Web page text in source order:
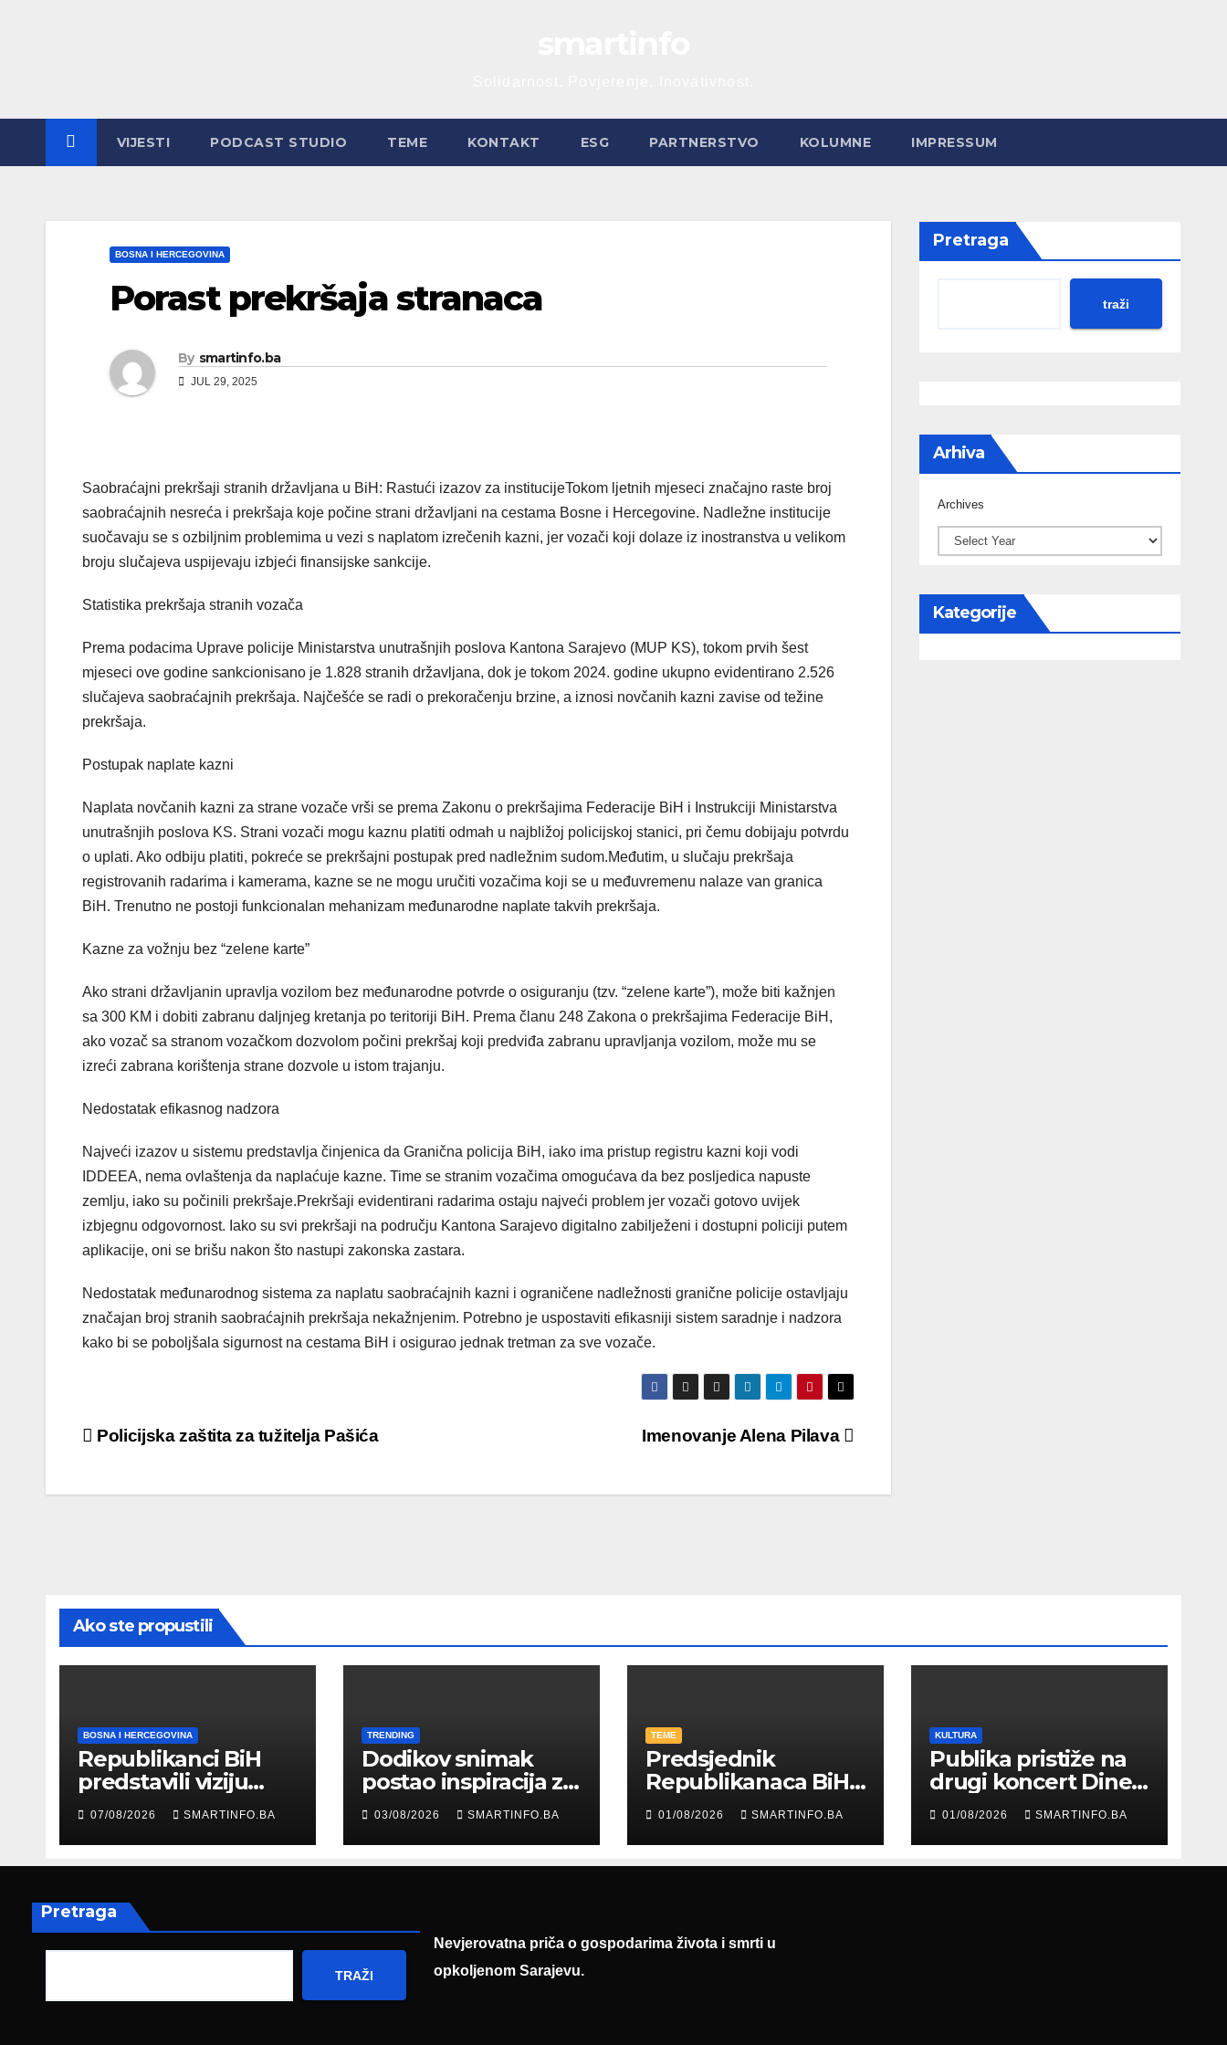
VIJESTI PODCAST STUDIO TEME KONTAKT ESG PARTNERSTVO KOLUMNE IMPRESSUM
BOSNA I HERCEGOVINA
Porast prekršaja stranaca
By smartinfo.ba
JUL 29, 2025
Saobraćajni prekršaji stranih državljana u BiH: Rastući izazov za institucijeTokom ljetnih mjeseci značajno raste broj
saobraćajnih nesreća i prekršaja koje počine strani državljani na cestama Bosne i Hercegovine. Nadležne institucije
suočavaju se s ozbiljnim problemima u vezi s naplatom izrečenih kazni, jer vozači koji dolaze iz inostranstva u velikom
broju slučajeva uspijevaju izbjeći finansijske sankcije.
Statistika prekršaja stranih vozača
Prema podacima Uprave policije Ministarstva unutrašnjih poslova Kantona Sarajevo (MUP KS), tokom prvih šest
mjeseci ove godine sankcionisano je 1.828 stranih državljana, dok je tokom 2024. godine ukupno evidentirano 2.526
slučajeva saobraćajnih prekršaja. Najčešće se radi o prekoračenju brzine, a iznosi novčanih kazni zavise od težine
prekršaja.
Postupak naplate kazni
Naplata novčanih kazni za strane vozače vrši se prema Zakonu o prekršajima Federacije BiH i Instrukciji Ministarstva
unutrašnjih poslova KS. Strani vozači mogu kaznu platiti odmah u najbližoj policijskoj stanici, pri čemu dobijaju potvrdu
o uplati. Ako odbiju platiti, pokreće se prekršajni postupak pred nadležnim sudom.Međutim, u slučaju prekršaja
registrovanih radarima i kamerama, kazne se ne mogu uručiti vozačima koji se u međuvremenu nalaze van granica
BiH. Trenutno ne postoji funkcionalan mehanizam međunarodne naplate takvih prekršaja.
Kazne za vožnju bez “zelene karte”
Ako strani državljanin upravlja vozilom bez međunarodne potvrde o osiguranju (tzv. “zelene karte”), može biti kažnjen
sa 300 KM i dobiti zabranu daljnjeg kretanja po teritoriji BiH. Prema članu 248 Zakona o prekršajima Federacije BiH,
ako vozač sa stranom vozačkom dozvolom počini prekršaj koji predviđa zabranu upravljanja vozilom, može mu se
izreći zabrana korištenja strane dozvole u istom trajanju.
Nedostatak efikasnog nadzora
Najveći izazov u sistemu predstavlja činjenica da Granična policija BiH, iako ima pristup registru kazni koji vodi
IDDEEA, nema ovlaštenja da naplaćuje kazne. Time se stranim vozačima omogućava da bez posljedica napuste
zemlju, iako su počinili prekršaje.Prekršaji evidentirani radarima ostaju najveći problem jer vozači gotovo uvijek
izbjegnu odgovornost. Iako su svi prekršaji na području Kantona Sarajevo digitalno zabilježeni i dostupni policiji putem
aplikacije, oni se brišu nakon što nastupi zakonska zastara.
Nedostatak međunarodnog sistema za naplatu saobraćajnih kazni i ograničene nadležnosti granične policije ostavljaju
značajan broj stranih saobraćajnih prekršaja nekažnjenim. Potrebno je uspostaviti efikasniji sistem saradnje i nadzora
kako bi se poboljšala sigurnost na cestama BiH i osigurao jednak tretman za sve vozače.
Post
Imenovanje Alena Pilava
Policijska zaštita za tužitelja Pašića
Pretraga
traži
Arhiva
Archives
Kategorije
Ako ste propustili
BOSNA I HERCEGOVINA
Republikanci BiH
predstavili viziju
moderne Bosne i
Hercegovine
ambasadoru
Njemačke
07/08/2026 SMARTINFO.BA
TRENDING
Dodikov snimak
postao inspiracija za
šale: Građani kroz
parodiju poslali
poruku
03/08/2026 SMARTINFO.BA
TEME
Predsjednik
Republikanaca BiH
Edin Garaplija
prisustvovao
prezentaciji
Federalnog sajma
01/08/2026 SMARTINFO.BA
KULTURA
Publika pristiže na
drugi koncert Dine
Merlina na Koševu
01/08/2026 SMARTINFO.BA
Pretraga
TRAŽI
Nevjerovatna priča o gospodarima života i smrti u
opkoljenom Sarajevu.